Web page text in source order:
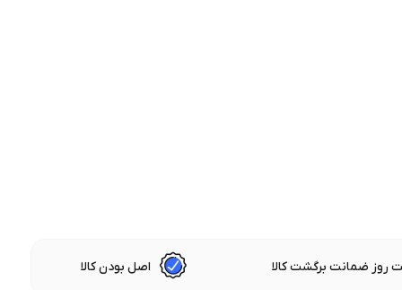
روز ضمانت برگشت کالا اصل بودن کالا